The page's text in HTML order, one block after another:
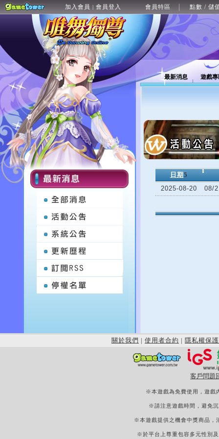
加入會員 | 會員登入 會員特區 點數 / 儲
最新消息 遊戲
日期 5
2025-08-20
08/
關於我們 | 使用者合約 | 隱私權保護
客戶問題
※本遊戲為免費使用，遊戲
※請注意遊戲時間，避免
※本遊戲提供之機會中獎商品，
※於平台上尊重包容多元性別